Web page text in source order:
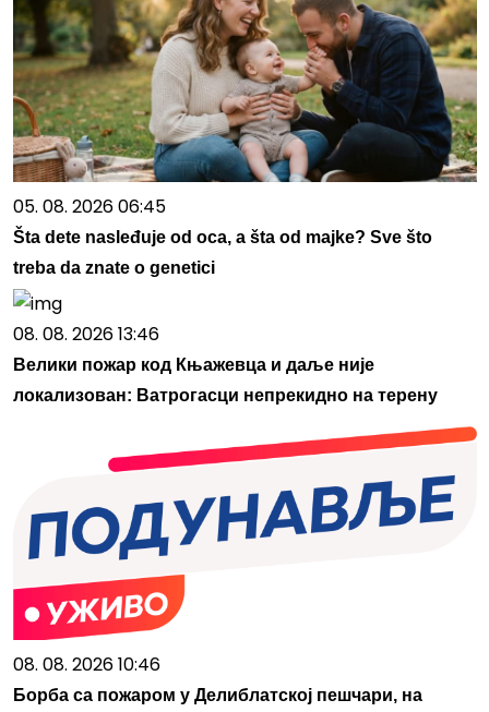
05. 08. 2026 06:45
Šta dete nasleđuje od oca, a šta od majke? Sve što
treba da znate o genetici
08. 08. 2026 13:46
Велики пожар код Књажевца и даље није
локализован: Ватрогасци непрекидно на терену
08. 08. 2026 10:46
Борба са пожаром у Делиблатској пешчари, на